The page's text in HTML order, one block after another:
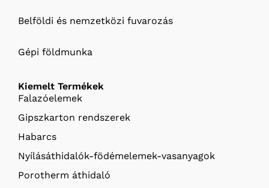
Belföldi és nemzetközi fuvarozás
Gépi földmunka
Kiemelt Termékek
Falazóelemek
Gipszkarton rendszerek
Habarcs
Nyílásáthidalók-födémelemek-vasanyagok
Porotherm áthidaló